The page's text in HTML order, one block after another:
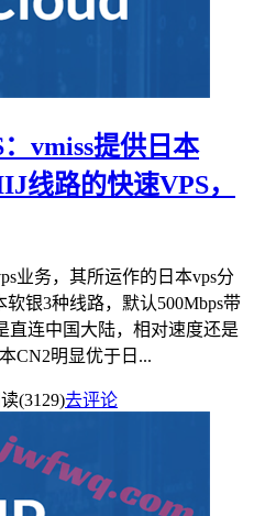
vmiss提供日本
线路的快速VPS，
业务，其所运作的日本vps分
银3种线路，默认500Mbps带
直连中国大陆，相对速度还是
CN2明显优于日...
(3129)去评论